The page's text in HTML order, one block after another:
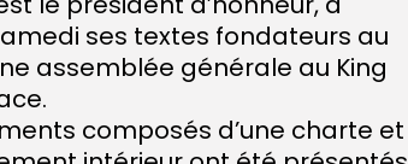
ses textes fondateurs au
assemblée générale au King
composés d’une charte et